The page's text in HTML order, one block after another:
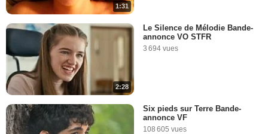
1:31
2:28
Le Silence de Mélodie Bande-
annonce VO STFR
3 694 vues
Six pieds sur Terre Bande-
annonce VF
108 605 vues